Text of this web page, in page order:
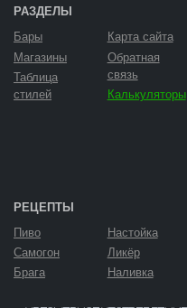
РАЗДЕЛЫ
Бары
Магазины
Таблица
стилей
Карта сайта
Обратная
связь
Калькуляторы
РЕЦЕПТЫ
Пиво
Самогон
Брага
Настойка
Ликёр
Наливка